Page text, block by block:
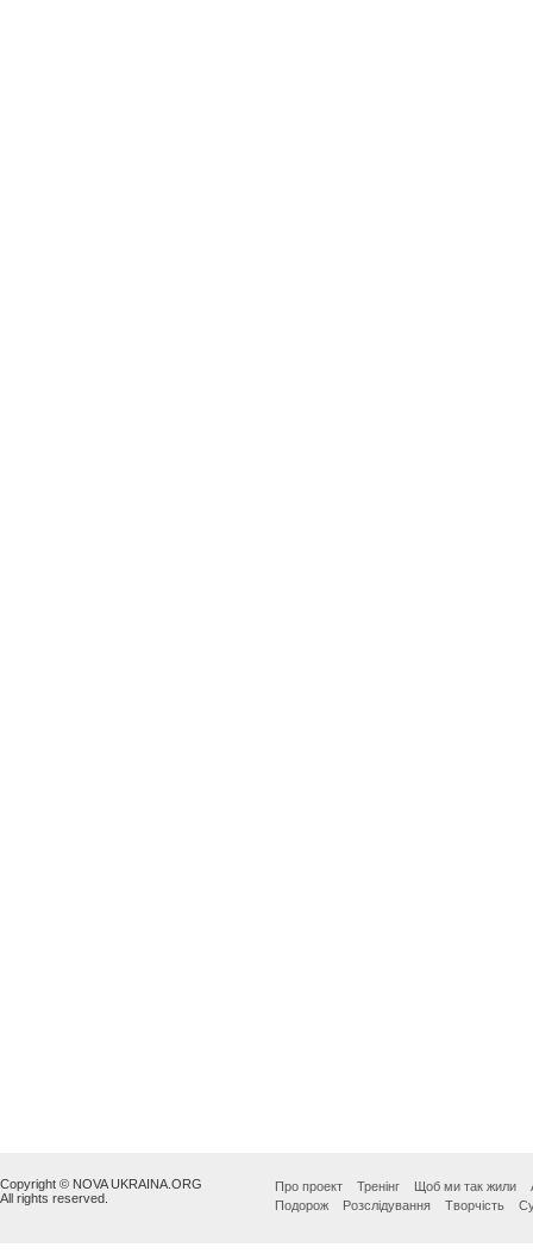
Copyright © NOVA UKRAINA.ORG
All rights reserved.
Про проект Тренінг Щоб ми так жили
Подорож
Розслідування Творчість